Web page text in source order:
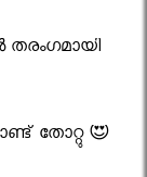
തോറ്റു 😍